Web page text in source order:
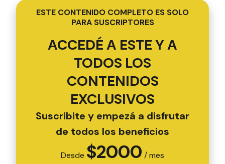
ESTE CONTENIDO COMPLETO ES SOLO
PARA SUSCRIPTORES
ACCEDÉ A ESTE Y A
TODOS LOS
CONTENIDOS
EXCLUSIVOS
Suscribite y empezá a disfrutar
de todos los beneficios
Desde $2000 / mes